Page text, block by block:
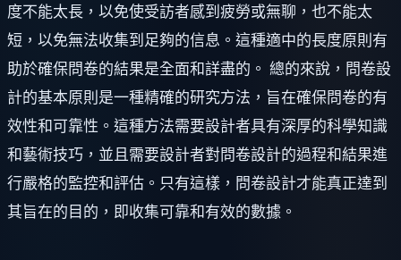
度不能太長，以免使受訪者感到疲勞或無聊，也不能太
短，以免無法收集到足夠的信息。這種適中的長度原則有
助於確保問卷的結果是全面和詳盡的。 總的來說，問卷設
計的基本原則是一種精確的研究方法，旨在確保問卷的有
效性和可靠性。這種方法需要設計者具有深厚的科學知識
和藝術技巧，並且需要設計者對問卷設計的過程和結果進
行嚴格的監控和評估。只有這樣，問卷設計才能真正達到
其旨在的目的，即收集可靠和有效的數據。